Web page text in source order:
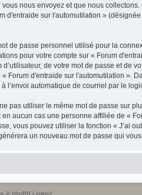
nous envoyez et que nous
d'entraide sur l'automutilation »
de passe personnel utilisé pour la
pour votre compte sur « Forum
de votre mot de passe et de
Forum d'entraide sur l'automutilation ».
l’envoi automatique de courriel par le
pas utiliser le même mot de passe sur
aucun cas une personne affiliée de «
vous pouvez utiliser la fonction « J’ai
un nouveau mot de passe qui
© phpBB Limited